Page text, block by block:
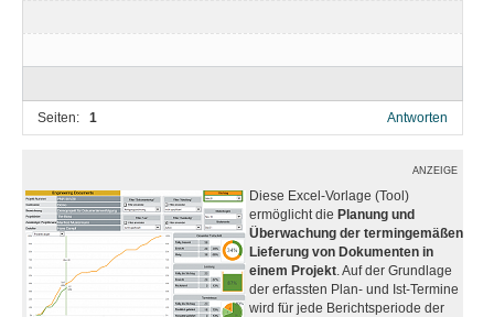
Seiten: 1 Antworten
ANZEIGE
Diese Excel-Vorlage (Tool)
ermöglicht die Planung und
Überwachung der termingemäßen
Lieferung von Dokumenten in
einem Projekt . Auf der Grundlage
der erfassten Plan- und Ist-Termine
wird für jede Berichtsperiode der